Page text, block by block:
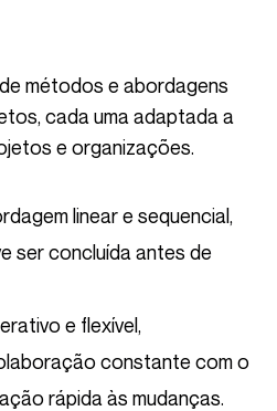
cada uma adaptada a
e organizações.
linear e sequencial,
ser concluída antes de
e flexível,
constante com o
rápida às mudanças.